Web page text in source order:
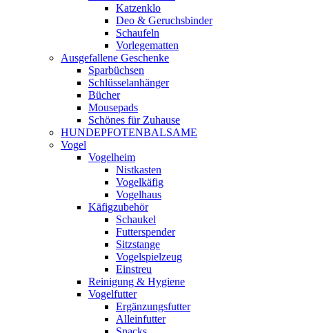
Katzenklo
Deo & Geruchsbinder
Schaufeln
Vorlegematten
Ausgefallene Geschenke
Sparbüchsen
Schlüsselanhänger
Bücher
Mousepads
Schönes für Zuhause
HUNDEPFOTENBALSAME
Vogel
Vogelheim
Nistkasten
Vogelkäfig
Vogelhaus
Käfigzubehör
Schaukel
Futterspender
Sitzstange
Vogelspielzeug
Einstreu
Reinigung & Hygiene
Vogelfutter
Ergänzungsfutter
Alleinfutter